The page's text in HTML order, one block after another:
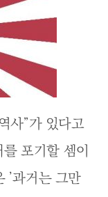
사”가 있다고
포기할 셈이
’과거는 그만